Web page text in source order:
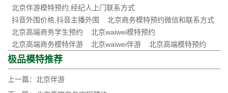
北京伴游模特预约,经纪人上门联系方式
抖音外围价格,抖音主播外围
北京商务模特预约微信和联系方式
北京高端商务学生预约
北京waiwei模特预约
北京高端商务模特伴游
北京waiwei伴游 北京高端模特预约
极品模特推荐
上一篇： 北京伴游